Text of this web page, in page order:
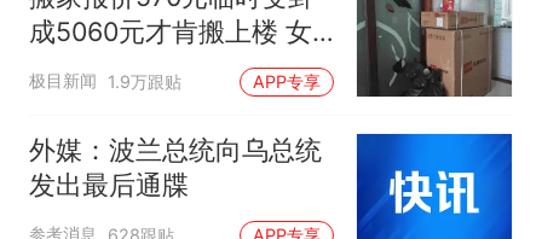
南航一航班疑向乘客发放西梅
汁，致多名乘客在飞行途中排
队上厕所！乘客：机上100多
非每架飞机都会发放西梅汁
那个在床头放菜刀的女孩，
人生
成5060元才肯搬上楼 女
子傻眼
极目新闻 1.9万跟贴 APP专享
外媒：波兰总统向乌总统
发出最后通牒
参考消息 628跟贴 APP专享